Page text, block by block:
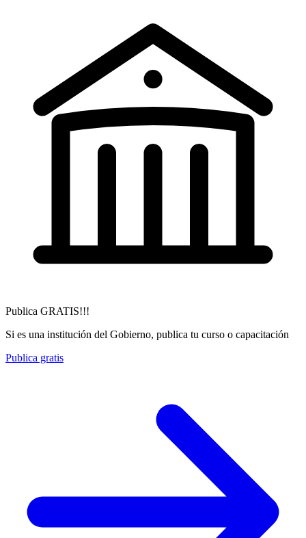
Publica GRATIS!!!
Si es una institución del Gobierno, publica tu curso o capacitación
Publica gratis